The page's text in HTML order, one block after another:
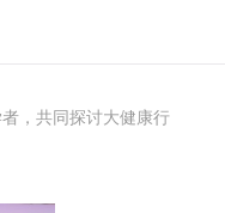
，共同探讨大健康行